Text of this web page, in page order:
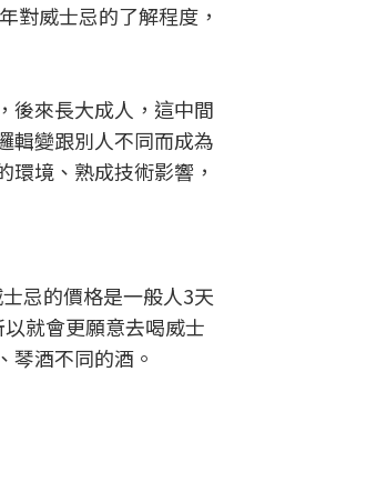
對威士忌的了解程度，
後來長大成人，這中間
輯變跟別人不同而成為
境、熟成技術影響，
忌的價格是一般人3天
就會更願意去喝威士
琴酒不同的酒。